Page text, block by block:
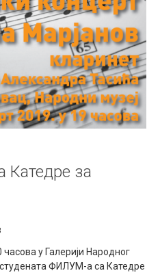
Катедре за
у Галерији Народног
ФИЛУМ-а са Катедре